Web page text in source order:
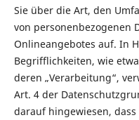
Sie über die Art, den
von personenbezogenen
Onlineangebotes auf. In
Begrifflichkeiten, wie
deren „Verarbeitung“,
Art. 4 der
darauf hingewiesen,